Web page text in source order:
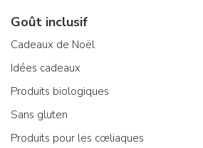
Goût inclusif
Cadeaux de Noël
Idées cadeaux
Produits biologiques
Sans gluten
Produits pour les cœliaques